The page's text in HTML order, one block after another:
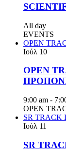
All day
EVENTS
OPEN
Ιούλ 10
OPEN
9:00 am -
OPEN
SR TRACK
Ιούλ 11
SR